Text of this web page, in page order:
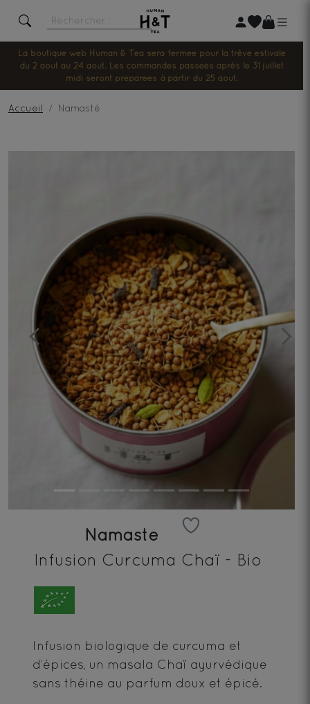
La boutique web Human & Tea sera fermée pour la trêve estivale
du 2 août au 24 août. Les commandes passées après le 31 juillet
midi seront préparées à partir du 25 août.
Accueil Namasté
Previous Next
Namasté
Infusion Curcuma Chaï - Bio
Infusion biologique de curcuma et
d’épices, un masala Chaï ayurvédique
sans théine au parfum doux et épicé.